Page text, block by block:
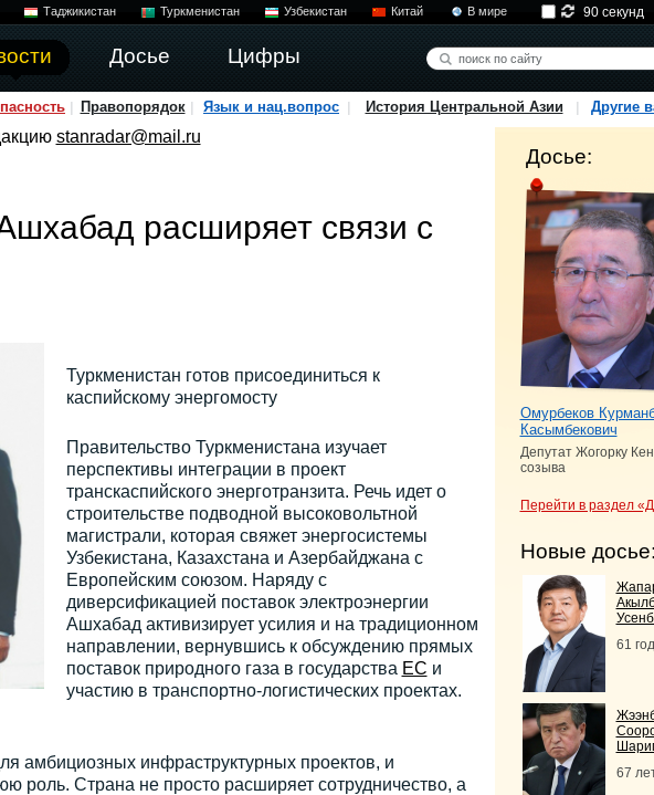
Таджикистан Туркменистан Узбекистан Китай В мире
Досье Цифры
90 секунд
Правопорядок Язык и нац.вопрос История Центральной Азии Другие
stanradar@mail.ru
расширяет связи с
Туркменистан готов присоединиться к
каспийскому энергомосту
Правительство Туркменистана изучает
перспективы интеграции в проект
транскаспийского энерготранзита. Речь идет о
строительстве подводной высоковольтной
магистрали, которая свяжет энергосистемы
Узбекистана, Казахстана и Азербайджана с
Европейским союзом. Наряду с
диверсификацией поставок электроэнергии
Ашхабад активизирует усилия и на традиционном
направлении, вернувшись к обсуждению прямых
поставок природного газа в государства ЕС и
участию в транспортно-логистических проектах.
амбициозных инфраструктурных проектов, и
роль. Страна не просто расширяет сотрудничество, а
Досье:
Омурбеков
Касымбекович
Депутат Жогорку
созыва
Перейти в раздел
Новые досье:
61 год
67